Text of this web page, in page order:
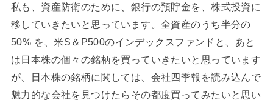
私も、資産防衛のために、銀行の預貯金を、株式投資に
移していきたいと思っています。全資産のうち半分の
50% を、米S＆P500のインデックスファンドと、あと
は日本株の個々の銘柄を買っていきたいと思っています
が、日本株の銘柄に関しては、会社四季報を読み込んで
魅力的な会社を見つけたらその都度買ってみたいと思い